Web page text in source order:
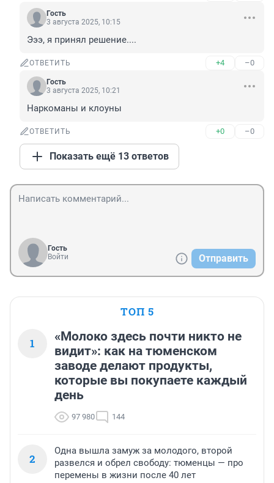
Гость
3 августа 2025, 10:15
Эээ, я принял решение....
ОТВЕТИТЬ +4 –0
Гость
3 августа 2025, 10:21
Наркоманы и клоуны
ОТВЕТИТЬ +0 –0
Показать ещё 13 ответов
Гость
Войти
Отправить
ТОП 5
1
«Молоко здесь почти никто не
видит»: как на тюменском
заводе делают продукты,
которые вы покупаете каждый
день
97 980 144
2
Одна вышла замуж за молодого, второй
развелся и обрел свободу: тюменцы — про
перемены в жизни после 40 лет